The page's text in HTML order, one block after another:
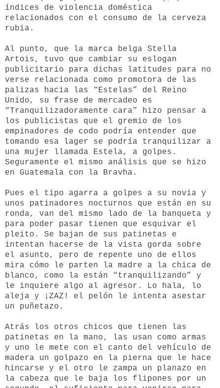
índices de violencia doméstica
relacionados con el consumo de la cerveza
rubia.
Al punto, que la marca belga Stella
Artois, tuvo que cambiar su eslogan
publicitario para dichas latitudes para no
verse relacionada como promotora de las
palizas hacia las “Estelas” del Reino
Unido, su frase de mercadeo es
“Tranquilizadoramente cara” hizo pensar a
los publicistas que el gremio de los
empinadores de codo podría entender que
tomando esa lager se podría tranquilizar a
una mujer llamada Estela, a golpes.
Seguramente el mismo análisis que se hizo
en Guatemala con la Bravha.
Pues el tipo agarra a golpes a su novia y
unos patinadores nocturnos que están en su
ronda, van del mismo lado de la banqueta y
para poder pasar tienen que esquivar el
pleito. Se bajan de sus patinetas e
intentan hacerse de la vista gorda sobre
el asunto, pero de repente uno de ellos
mira cómo le parten la madre a la chica de
blanco, como la están “tranquilizando” y
le inquiere algo al agresor. Lo hala, lo
aleja y ¡ZAZ! el pelón le intenta asestar
un puñetazo.
Atrás los otros chicos que tienen las
patinetas en la mano, las usan como armas
y uno le mete con el canto del vehículo de
madera un golpazo en la pierna que le hace
hincarse y el otro le zampa un planazo en
la cabeza que le baja los flipones por un